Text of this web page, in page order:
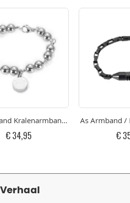
Kralenarmband Poot RVS
€ 34,95
As Armband /
€